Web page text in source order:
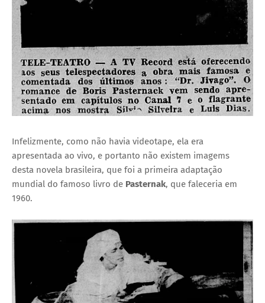
Infelizmente, como não havia videotape, ela era
apresentada ao vivo, e portanto não existem imagems
desta novela brasileira, que foi a primeira adaptação
mundial do famoso livro de Pasternak, que faleceria em
1960.